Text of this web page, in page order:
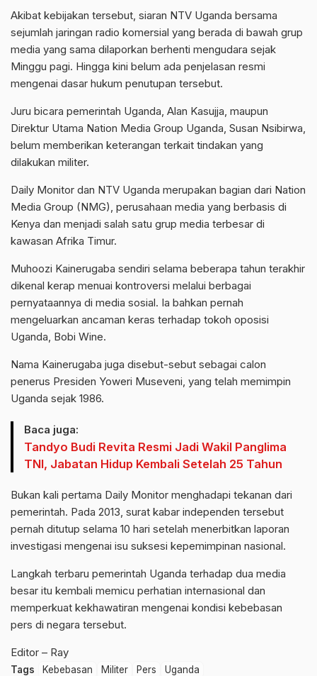
Akibat kebijakan tersebut, siaran NTV Uganda bersama
sejumlah jaringan radio komersial yang berada di bawah grup
media yang sama dilaporkan berhenti mengudara sejak
Minggu pagi. Hingga kini belum ada penjelasan resmi
mengenai dasar hukum penutupan tersebut.
Juru bicara pemerintah Uganda, Alan Kasujja, maupun
Direktur Utama Nation Media Group Uganda, Susan Nsibirwa,
belum memberikan keterangan terkait tindakan yang
dilakukan militer.
Daily Monitor dan NTV Uganda merupakan bagian dari Nation
Media Group (NMG), perusahaan media yang berbasis di
Kenya dan menjadi salah satu grup media terbesar di
kawasan Afrika Timur.
Muhoozi Kainerugaba sendiri selama beberapa tahun terakhir
dikenal kerap menuai kontroversi melalui berbagai
pernyataannya di media sosial. Ia bahkan pernah
mengeluarkan ancaman keras terhadap tokoh oposisi
Uganda, Bobi Wine.
Nama Kainerugaba juga disebut-sebut sebagai calon
penerus Presiden Yoweri Museveni, yang telah memimpin
Uganda sejak 1986.
Baca juga:
Tandyo Budi Revita Resmi Jadi Wakil Panglima
TNI, Jabatan Hidup Kembali Setelah 25 Tahun
Bukan kali pertama Daily Monitor menghadapi tekanan dari
pemerintah. Pada 2013, surat kabar independen tersebut
pernah ditutup selama 10 hari setelah menerbitkan laporan
investigasi mengenai isu suksesi kepemimpinan nasional.
Langkah terbaru pemerintah Uganda terhadap dua media
besar itu kembali memicu perhatian internasional dan
memperkuat kekhawatiran mengenai kondisi kebebasan
pers di negara tersebut.
Editor – Ray
Tags Kebebasan Militer Pers Uganda